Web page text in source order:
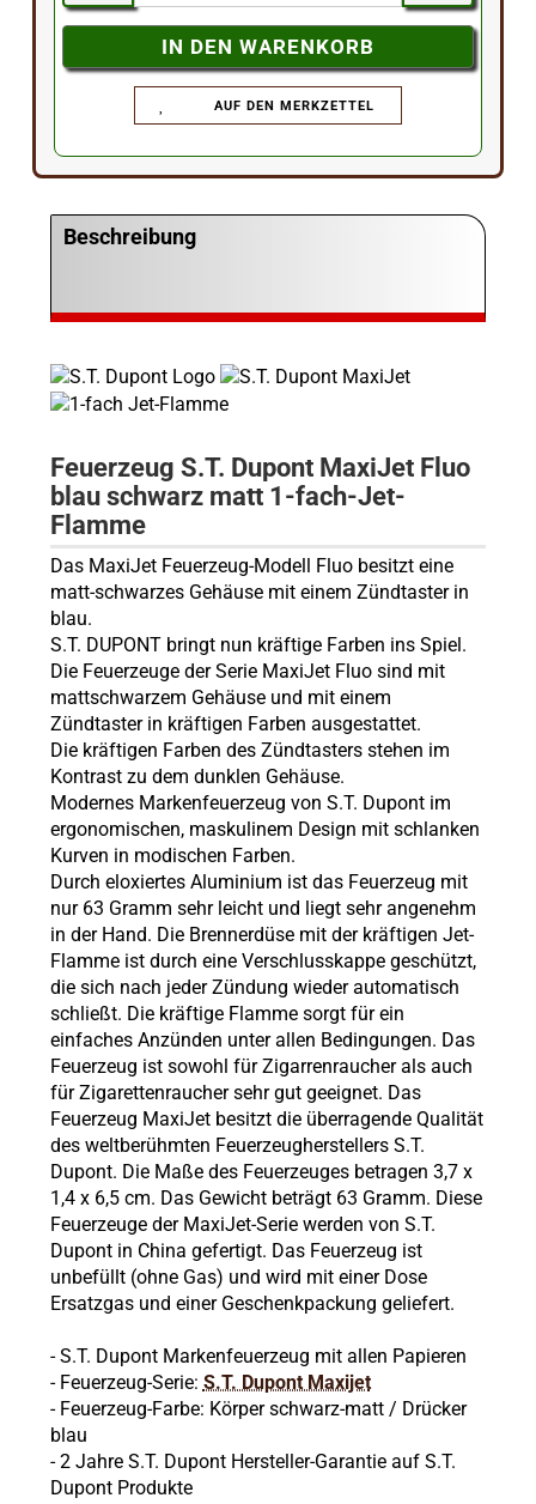
AUF DEN MERKZETTEL
Beschreibung
Feuerzeug S.T. Dupont MaxiJet Fluo
blau schwarz matt 1-fach-Jet-
Flamme
Das MaxiJet Feuerzeug-Modell Fluo besitzt eine
matt-schwarzes Gehäuse mit einem Zündtaster in
blau.
S.T. DUPONT bringt nun kräftige Farben ins Spiel.
Die Feuerzeuge der Serie MaxiJet Fluo sind mit
mattschwarzem Gehäuse und mit einem
Zündtaster in kräftigen Farben ausgestattet.
Die kräftigen Farben des Zündtasters stehen im
Kontrast zu dem dunklen Gehäuse.
Modernes Markenfeuerzeug von S.T. Dupont im
ergonomischen, maskulinem Design mit schlanken
Kurven in modischen Farben.
Durch eloxiertes Aluminium ist das Feuerzeug mit
nur 63 Gramm sehr leicht und liegt sehr angenehm
in der Hand. Die Brennerdüse mit der kräftigen Jet-
Flamme ist durch eine Verschlusskappe geschützt,
die sich nach jeder Zündung wieder automatisch
schließt. Die kräftige Flamme sorgt für ein
einfaches Anzünden unter allen Bedingungen. Das
Feuerzeug ist sowohl für Zigarrenraucher als auch
für Zigarettenraucher sehr gut geeignet. Das
Feuerzeug MaxiJet besitzt die überragende Qualität
des weltberühmten Feuerzeugherstellers S.T.
Dupont. Die Maße des Feuerzeuges betragen 3,7 x
1,4 x 6,5 cm. Das Gewicht beträgt 63 Gramm. Diese
Feuerzeuge der MaxiJet-Serie werden von S.T.
Dupont in China gefertigt. Das Feuerzeug ist
unbefüllt (ohne Gas) und wird mit einer Dose
Ersatzgas und einer Geschenkpackung geliefert.
- S.T. Dupont Markenfeuerzeug mit allen Papieren
- Feuerzeug-Serie: S.T. Dupont Maxijet
- Feuerzeug-Farbe: Körperschwarz-matt / Drücker
blau
- 2 Jahre S.T. Dupont Hersteller-Garantie auf S.T.
Dupont Produkte